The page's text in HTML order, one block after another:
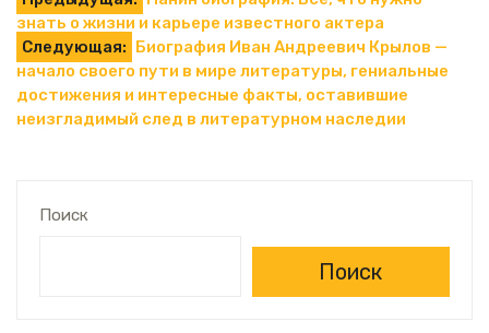
по
записям
знать о жизни и карьере известного актера
Следующая: Биография Иван Андреевич Крылов —
начало своего пути в мире литературы, гениальные
достижения и интересные факты, оставившие
неизгладимый след в литературном наследии
Поиск
Поиск